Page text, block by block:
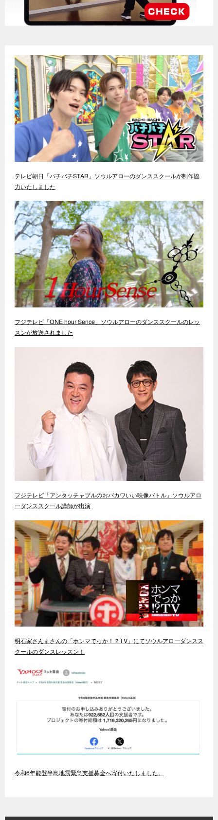
テレビ朝日「バチバチSTAR」ソウルアローのダンススクールが制作協
力いたしました
フジテレビ「ONE hour Sence」ソウルアローのダンススクールのレッ
スンが放送されました
フジテレビ「アンタッチャブルのおバカワいい映像バトル」ソウルアロ
ーダンススクール講師が出演
明石家さんまさんの「ホンマでっか！？TV」にてソウルアローダンスス
クールのダンスレッスン！
令和6年能登半島地震緊急支援募金へ寄付いたしました。